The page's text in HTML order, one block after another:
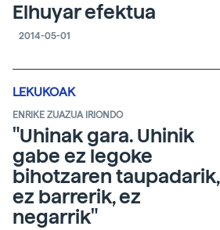
Elhuyar efektua
2014-05-01
LEKUKOAK
ENRIKE ZUAZUA IRIONDO
"Uhinak gara. Uhinik
gabe ez legoke
bihotzaren taupadarik,
ez barrerik, ez
negarrik"